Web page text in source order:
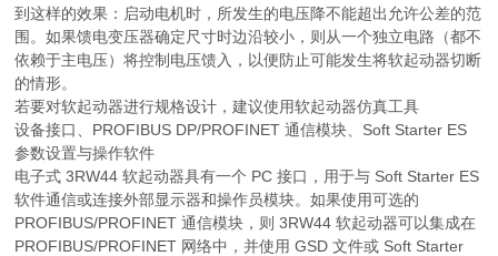
到这样的效果：启动电机时，所发生的电压降不能超出允许公差的范
围。如果馈电变压器确定尺寸时边沿较小，则从一个独立电路（都不
依赖于主电压）将控制电压馈入，以便防止可能发生将软起动器切断
的情形。
若要对软起动器进行规格设计，建议使用软起动器仿真工具
设备接口、PROFIBUS DP/PROFINET 通信模块、Soft Starter ES
参数设置与操作软件
电子式 3RW44 软起动器具有一个 PC 接口，用于与 Soft Starter ES
软件通信或连接外部显示器和操作员模块。如果使用可选的
PROFIBUS/PROFINET 通信模块，则 3RW44 软起动器可以集成在
PROFIBUS/PROFINET 网络中，并使用 GSD 文件或 Soft Starter